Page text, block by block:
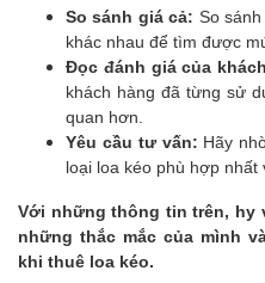
So sánh giá cả: So
khác nhau để tìm được
Đọc đánh giá của
khách hàng đã từng sử
quan hơn.
Yêu cầu tư vấn: Hãy
loại loa kéo phù hợp nhất
Với những thông tin trên, hy
những thắc mắc của mình
khi thuê loa kéo.